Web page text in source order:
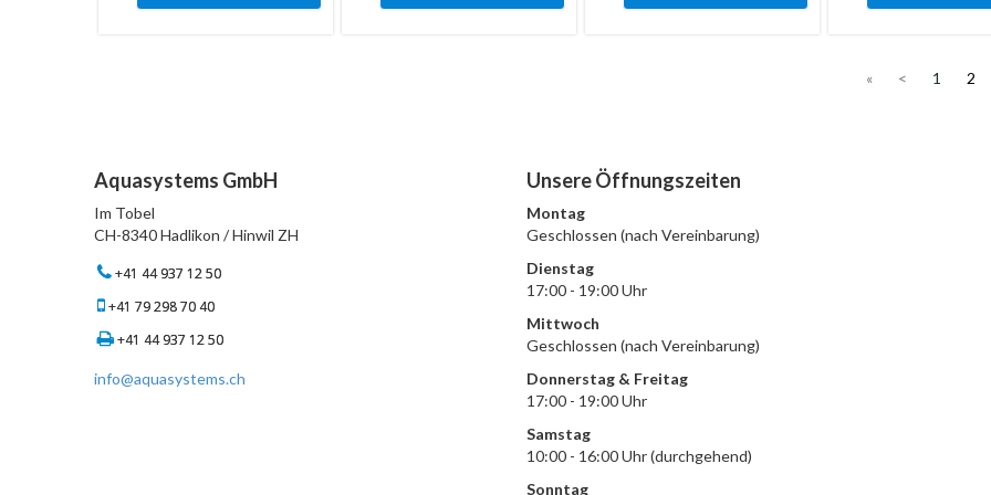
« < 1 2
Aquasystems GmbH
Im Tobel
CH-8340 Hadlikon / Hinwil ZH
+41 44 937 12 50
+41 79 298 70 40
+41 44 937 12 50
info@aquasystems.ch
Unsere Öffnungszeiten
Montag
Geschlossen (nach Vereinbarung)
Dienstag
17:00 - 19:00 Uhr
Mittwoch
Geschlossen (nach Vereinbarung)
Donnerstag & Freitag
17:00 - 19:00 Uhr
Samstag
10:00 - 16:00 Uhr (durchgehend)
Sonntag